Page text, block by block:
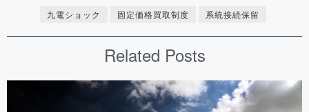
九電ショック 固定価格買取制度 系統接続保留
Related Posts